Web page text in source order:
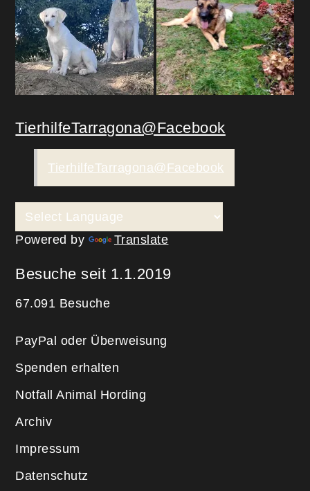
TierhilfeTarragona@Facebook
TierhilfeTarragona@Facebook
Powered by Translate
Besuche seit 1.1.2019
67.091 Besuche
PayPal oder Überweisung
Spenden erhalten
Notfall Animal Hording
Archiv
Impressum
Datenschutz